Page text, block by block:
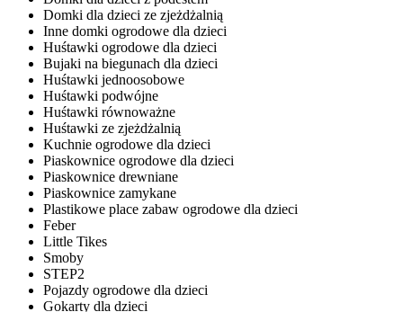
Domki dla dzieci ze zjeżdżalnią
Inne domki ogrodowe dla dzieci
Huśtawki ogrodowe dla dzieci
Bujaki na biegunach dla dzieci
Huśtawki jednoosobowe
Huśtawki podwójne
Huśtawki równoważne
Huśtawki ze zjeżdżalnią
Kuchnie ogrodowe dla dzieci
Piaskownice ogrodowe dla dzieci
Piaskownice drewniane
Piaskownice zamykane
Plastikowe place zabaw ogrodowe dla dzieci
Feber
Little Tikes
Smoby
STEP2
Pojazdy ogrodowe dla dzieci
Gokarty dla dzieci